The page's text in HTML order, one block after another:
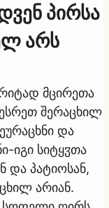
პირსა
არს
მცირეთა
შერაცხილ
და
იგი სიტყჳთა
და პატიოსან,
არიან.